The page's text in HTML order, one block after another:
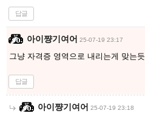
답글
아이쨩기여어 25-07-19 23:17
그냥 자격증 영역으로 내리는게 맞는듯
답글
아이쨩기여어 25-07-19 23:18